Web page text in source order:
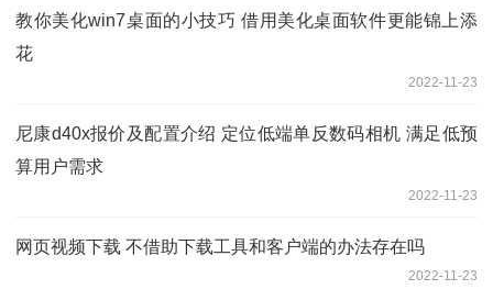
教你美化win7桌面的小技巧 借用美化桌面软件更能锦上添
花
2022-11-23
尼康d40x报价及配置介绍 定位低端单反数码相机 满足低预
算用户需求
2022-11-23
网页视频下载 不借助下载工具和客户端的办法存在吗
2022-11-23